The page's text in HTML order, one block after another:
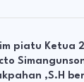
piatu Ketua
,S.H